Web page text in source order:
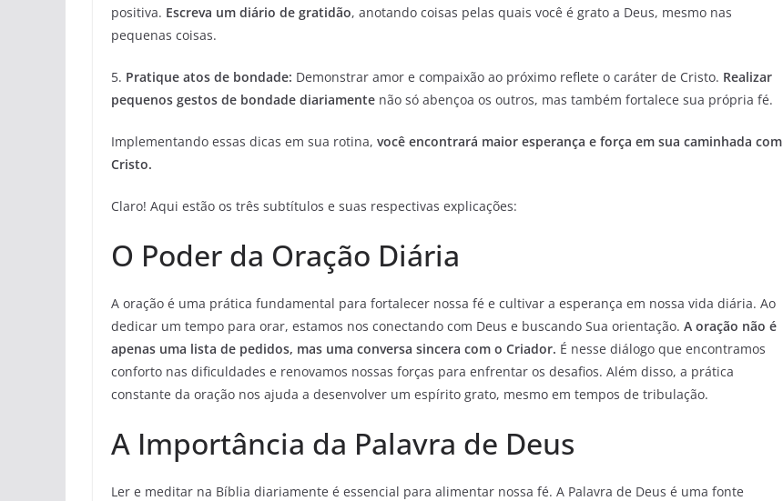
positiva. Escreva um diário de gratidão, anotando coisas pelas quais você é grato a Deus, mesmo nas
pequenas coisas.
5. Pratique atos de bondade: Demonstrar amor e compaixão ao próximo reflete o caráter de Cristo. Realizar
pequenos gestos de bondade diariamente não só abençoa os outros, mas também fortalece sua própria fé.
Implementando essas dicas em sua rotina, você encontrará maior esperança e força em sua caminhada com
Cristo.
Claro! Aqui estão os três subtítulos e suas respectivas explicações:
O Poder da Oração Diária
A oração é uma prática fundamental para fortalecer nossa fé e cultivar a esperança em nossa vida diária. Ao
dedicar um tempo para orar, estamos nos conectando com Deus e buscando Sua orientação. A oração não é
apenas uma lista de pedidos, mas uma conversa sincera com o Criador. É nesse diálogo que encontramos
conforto nas dificuldades e renovamos nossas forças para enfrentar os desafios. Além disso, a prática
constante da oração nos ajuda a desenvolver um espírito grato, mesmo em tempos de tribulação.
A Importância da Palavra de Deus
Ler e meditar na Bíblia diariamente é essencial para alimentar nossa fé. A Palavra de Deus é uma fonte